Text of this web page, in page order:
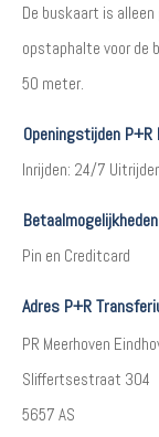
De buskaart is
opstaphalte voor de
50 meter.
Openingstijden P+R
Inrijden: 24/7
Betaalmogelijkheden
Pin en Creditcard
Adres P+R
PR Meerhoven
Sliffertsestraat 304
5657 AS